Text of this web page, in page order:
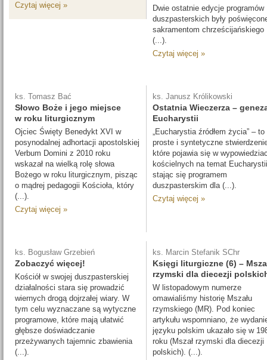
Czytaj więcej »
Dwie ostatnie edycje programów
duszpasterskich były
sakramentom chrześcijańskiego
(...).
Czytaj więcej »
ks. Tomasz Bać
Słowo Boże i jego miejsce
w roku liturgicznym
Ojciec Święty Benedykt XVI w
posynodalnej adhortacji apostolskiej
Verbum Domini z 2010 roku
wskazał na wielką rolę słowa
Bożego w roku liturgicznym, pisząc
o mądrej pedagogii Kościoła, który
(...).
Czytaj więcej »
ks. Janusz Królikowski
Ostatnia Wieczerza –
Eucharystii
„Eucharystia źródłem życia” – to
proste i syntetyczne
które pojawia się w
kościelnych na temat
stając się programem
duszpasterskim dla (...).
Czytaj więcej »
ks. Bogusław Grzebień
Zobaczyć więcej!
Kościół w swojej duszpasterskiej
działalności stara się prowadzić
wiernych drogą dojrzałej wiary. W
tym celu wyznaczane są wytyczne
programowe, które mają ułatwić
głębsze doświadczanie
przeżywanych tajemnic zbawienia
(...).
ks. Marcin Stefanik SChr
Księgi liturgiczne (6) –
rzymski dla diecezji
W listopadowym numerze
omawialiśmy historię Mszału
rzymskiego (MR). Pod koniec
artykułu wspomniano, że
języku polskim ukazało się w
roku (Mszał rzymski dla diecezji
polskich). (...).